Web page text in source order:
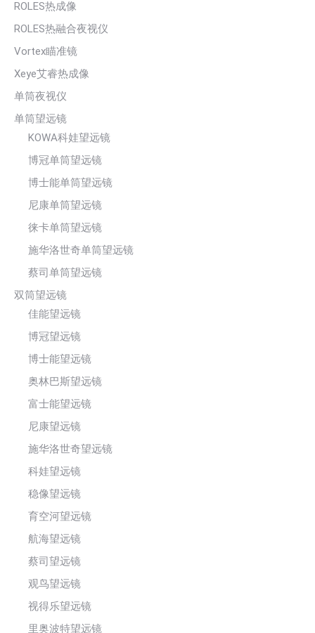
ROLES热成像
ROLES热融合夜视仪
Vortex瞄准镜
Xeye艾睿热成像
单筒夜视仪
单筒望远镜
KOWA科娃望远镜
博冠单筒望远镜
博士能单筒望远镜
尼康单筒望远镜
徕卡单筒望远镜
施华洛世奇单筒望远镜
蔡司单筒望远镜
双筒望远镜
佳能望远镜
博冠望远镜
博士能望远镜
奥林巴斯望远镜
富士能望远镜
尼康望远镜
施华洛世奇望远镜
科娃望远镜
稳像望远镜
育空河望远镜
航海望远镜
蔡司望远镜
观鸟望远镜
视得乐望远镜
里奥波特望远镜